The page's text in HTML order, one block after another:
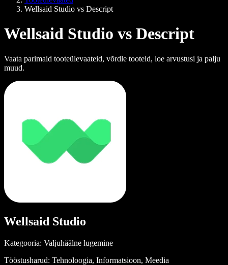
Wellsaid Studio vs Descript
Wellsaid Studio vs Descript
Vaata parimaid tooteülevaateid, võrdle tooteid, loe arvustusi ja palju
muud.
Wellsaid Studio
Kategooria: Valjuhäälne lugemine
Tööstusharud: Tehnoloogia, Informatsioon, Meedia